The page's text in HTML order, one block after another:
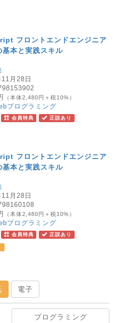
フロントエンドエンジニア
基本と実践スキル
月28日
（本体2,480円＋税10%）
プログラミング
会員特典 正誤あり
フロントエンドエンジニア
基本と実践スキル
月28日
（本体2,480円＋税10%）
プログラミング
会員特典 正誤あり
電子
プログラミング